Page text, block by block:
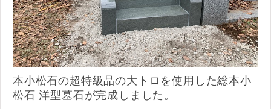
本小松石の超特級品の大トロを使用した総本小
松石 洋型墓石が完成しました。